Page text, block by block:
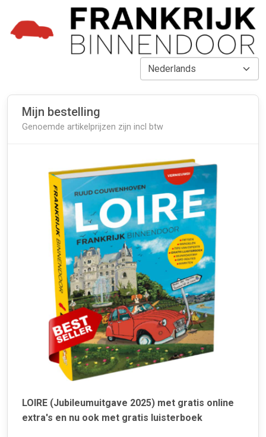
Mijn bestelling
Genoemde artikelprijzen zijn incl btw
LOIRE (Jubileumuitgave 2025) met gratis online
extra's en nu ook met gratis luisterboek